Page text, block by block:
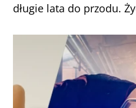
długie lata do przodu.